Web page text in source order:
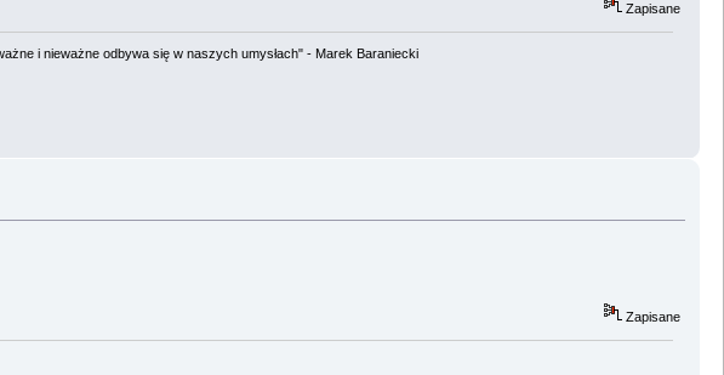
Zapisane
i nieważne odbywa się w naszych umysłach" - Marek Baraniecki
Zapisane